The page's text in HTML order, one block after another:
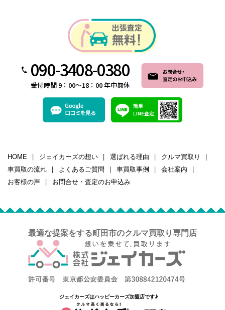
090-3408-0380
受付時間 9：00～18：00 年中無休
HOME ジェイカーズの想い 選ばれる理由
クルマ買取り
車買取の流れ
よくあるご質問 車買取事例
会社案内
お客様の声
お問合せ・査定のお申込み
最適な提案をする町田市のクルマ買取り専門店
ジェイカーズはハッピーカーズ加盟店です♪